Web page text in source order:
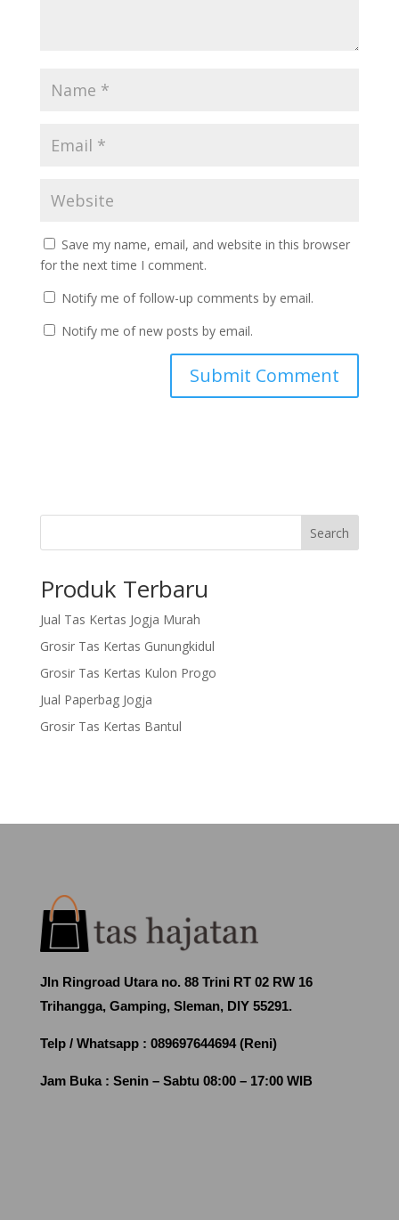
Save my name, email, and website in this browser
for the next time I comment.
Notify me of follow-up comments by email.
Notify me of new posts by email.
Search
Produk Terbaru
Jual Tas Kertas Jogja Murah
Grosir Tas Kertas Gunungkidul
Grosir Tas Kertas Kulon Progo
Jual Paperbag Jogja
Grosir Tas Kertas Bantul
Jln Ringroad Utara no. 88 Trini RT 02 RW 16
Trihangga, Gamping, Sleman, DIY 55291.
Telp / Whatsapp : 089697644694 (Reni)
Jam Buka : Senin – Sabtu 08:00 – 17:00 WIB